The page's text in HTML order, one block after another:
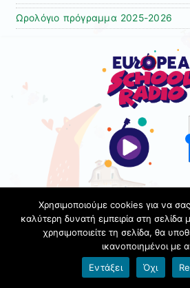
Ωρολόγιο πρόγραμμα 2025-2026
Όροι χρήσης blogs.sch.gr|
Χρησιμοποιούμε cookies για να
καλύτερη δυνατή εμπειρία στη σελίδα
χρησιμοποιείτε τη σελίδα, θα
ικανοποιημένοι με
Εντάξει
Όχι